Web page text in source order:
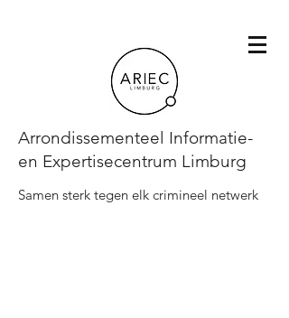
Arrondissementeel Informatie-
en Expertisecentrum Limburg
Samen sterk tegen elk crimineel netwerk